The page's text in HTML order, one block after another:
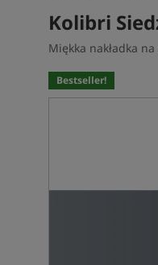
Kolibri
Miękka nakładka
Bestseller!